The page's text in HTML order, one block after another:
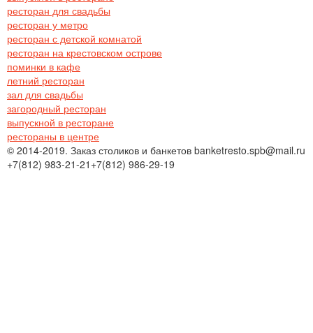
ресторан для свадьбы
ресторан у метро
ресторан с детской комнатой
ресторан на крестовском острове
поминки в кафе
летний ресторан
зал для свадьбы
загородный ресторан
выпускной в ресторане
рестораны в центре
© 2014-2019. Заказ столиков и банкетов banketresto.spb@mail.ru
+7(812) 983-21-21 +7(812) 986-29-19